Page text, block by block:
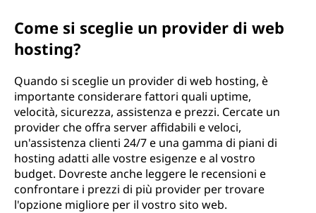
Come si sceglie un provider di web
hosting?
Quando si sceglie un provider di web hosting, è
importante considerare fattori quali uptime,
velocità, sicurezza, assistenza e prezzi. Cercate un
provider che offra server affidabili e veloci,
un'assistenza clienti 24/7 e una gamma di piani di
hosting adatti alle vostre esigenze e al vostro
budget. Dovreste anche leggere le recensioni e
confrontare i prezzi di più provider per trovare
l'opzione migliore per il vostro sito web.